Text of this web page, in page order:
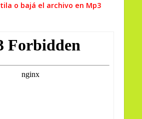
o bajá el archivo en Mp3